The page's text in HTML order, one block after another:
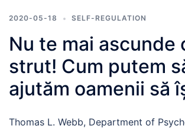
2020-05-18 SELF-REGULATION
Nu te mai ascunde
strut! Cum putem
ajutăm oamenii să
Thomas L. Webb, Department of